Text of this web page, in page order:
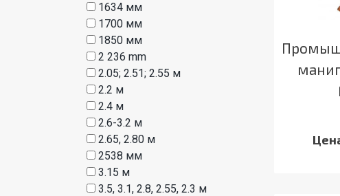
1634 мм
1700 мм
1850 мм
2 236 mm
2.05; 2.51; 2.55 м
2.2 м
2.4 м
2.6-3.2 м
2.65, 2.80 м
2538 мм
3.15 м
3.5, 3.1, 2.8, 2.55, 2.3 м